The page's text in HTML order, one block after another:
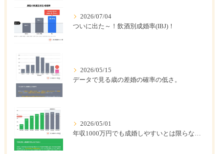
2026/07/04
ついに出た～！飲酒別成婚率(IBJ)！
2026/05/15
データで見る歳の差婚の確率の低さ。
2026/05/01